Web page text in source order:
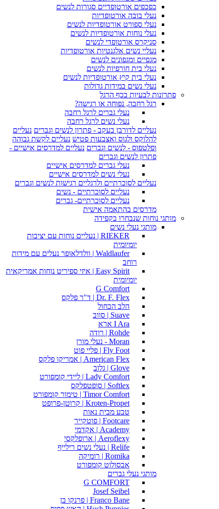
כפכפים אורטופדיים סגורות לנשים
נעלי בובה אורטופדיות
נעלי ספורט אורטופדיות לנשים
נעלי נוחות אורטופדיות לנשים
סניקרס אורטופדי לנשים
נעליי נשים אלגנטיות אורטופדיות
מגפיים ומגפונים לנשים
נעלי בית חורפיות לנשים
נעלי בית קיץ אורטופדיות לנשים
נעלי נשים במידות גדולות
פתרונות לבעיות בכף הרגל
רגל רחבה, נפוחה או רגישה?
נעלי גברים לרגל רחבה
נעלי נשים לרגל רחבה
נעליים לדורבן בעקב - פתרון לנשים וגברים נעליים
להלוקס ולגוס ואצבעות פטיש נעליים לקשת גבוהה
ופלטפוס - לנשים וגברים נעליים למדרסים אישיים -
פתרון לנשים וגברים
נעלי גברים למדרסים אישיים
נעלי נשים למדרסים אישיים
נעליים לסוכרתיים ולרגליים רגישות לנשים וגברים
נעליים לסוכרתיים - נשים
נעליים לסוכרתיים- גברים
מדרסים בהתאמה אישית
מותגי נוחות שנבחרו בקפידה
מותגי נעלי נשים
RIEKER | נעליים נוחות עם יציבות
יומיומית
Waldlaufer | וולדלאופר נעלים עם מידות
רוחב
Easy Spirit | איזי ספיריט נוחות אמריקאית
יומיומית
G Comfort
Dr. F. Flex | ד"ר פלקס
הלב הכחול
Suave | סווב
I Ara ארא
Rohde | רודה
Moran - נעלי מורן
Fly Foot | פליי פוט
American Flex | אמריקו פלקס
Glove | גלוב
Lady Comfort | ליידי קומפורט
Softlex | סופטפלקס
Timor Comfort | טימור קומפורט
Kroten-Propet | קרוטן-פרופט
טבע מבית נאות
Footcare | פוטקייר
Academy | אקדמי
Aeroflexy | ארופלקסי
Relife | נעלי נשים רילייף
Romika | רומיקה
אבסולוט קומפורט
מותגי נעלי גברים
G COMFORT
Josef Seibel
Franco Bane | פרנקו בן